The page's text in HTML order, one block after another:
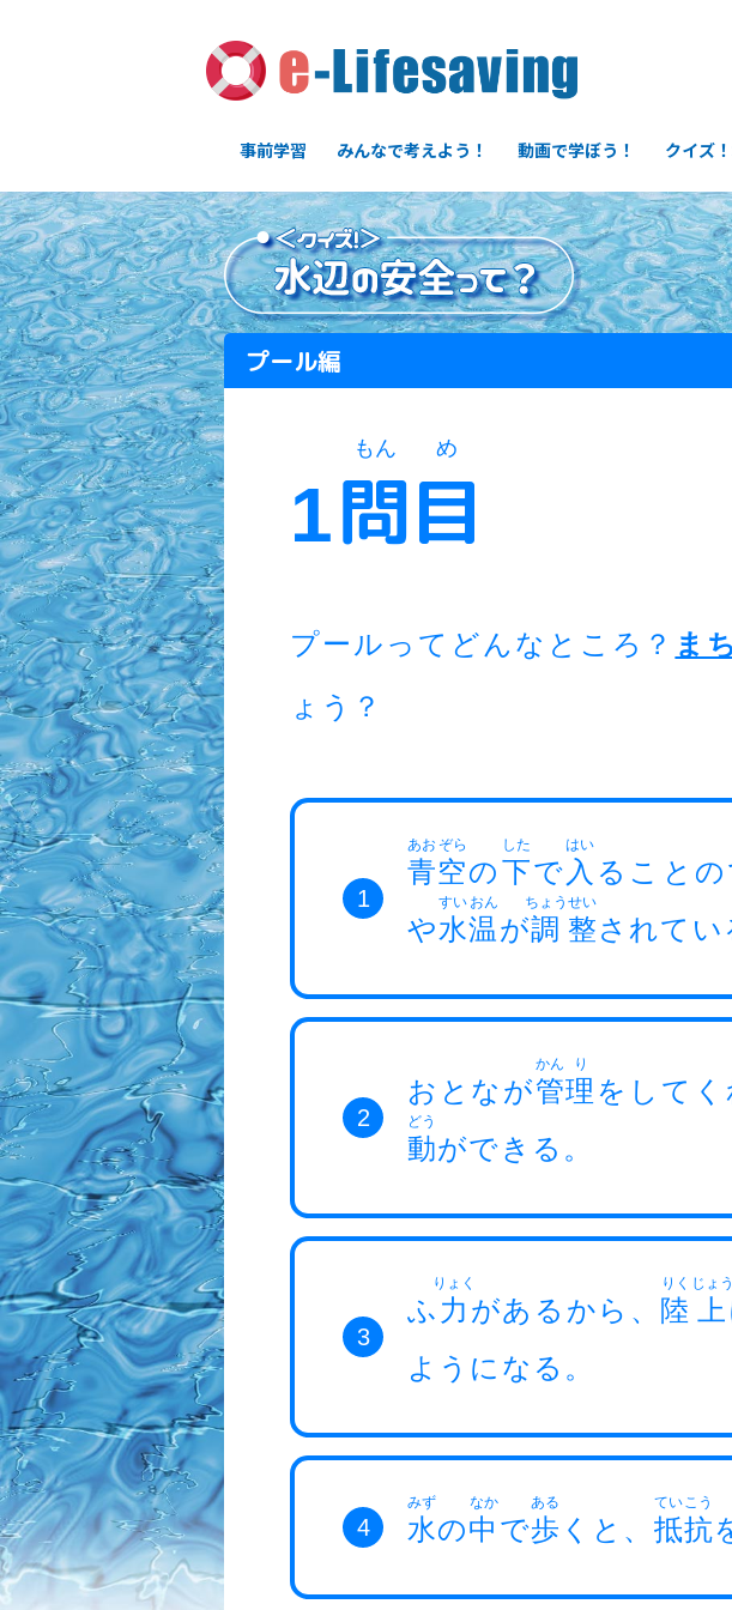
事前学習 みんなで考えよう！ 動画で学ぼう！ クイズ
プール編
1問
もん
目
め
プールってどんなところ？ ま
ょう？
1
青
あお
空
ぞら
の下
した
で 入
はい
ることの
や水
すい
温
おん
が調
ちょう
整
せい
されてい
2
おとなが管
かん
理
り
をしてく
動
どう
ができる。
3
ふ 力
りょく
があるから、 陸
りく
上
じょう
ようになる。
4 水
みず
の中
なか
で歩
ある
くと、 抵
てい
抗
こう